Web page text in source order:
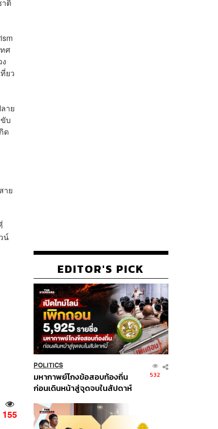
ติ
ศ
ยว
าย
บ
ด
าย
น์
155
EDITOR'S PICK
POLITICS
มหากาพย์โกงข้อสอบท้องถิ่น
ก่อนเดินหน้าสู่จุดจบในสัปดาห์
532